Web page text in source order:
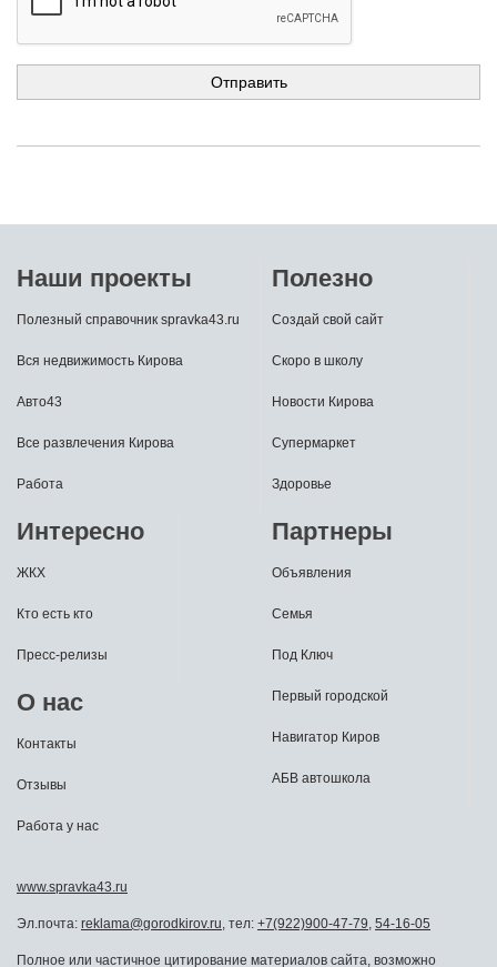
Наши проекты
Полезный справочник spravka43.ru
Вся недвижимость Кирова
Авто43
Все развлечения Кирова
Работа
Полезно
Создай свой сайт
Скоро в школу
Новости Кирова
Супермаркет
Здоровье
Интересно
ЖКХ
Кто есть кто
Пресс-релизы
О нас
Контакты
Отзывы
Работа у нас
Партнеры
Объявления
Семья
Под Ключ
Первый городской
Навигатор Киров
АБВ автошкола
www.spravka43.ru
Эл.почта: reklama@gorodkirov.ru, тел: +7(922)900-47-79, 54-16-05
Полное или частичное цитирование материалов сайта, возможно